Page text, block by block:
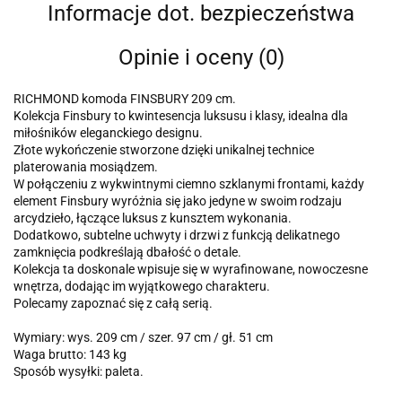
Informacje dot. bezpieczeństwa
Opinie i oceny (0)
RICHMOND komoda FINSBURY 209 cm.
Kolekcja Finsbury to kwintesencja luksusu i klasy, idealna dla
miłośników eleganckiego designu.
Złote wykończenie stworzone dzięki unikalnej technice
platerowania mosiądzem.
W połączeniu z wykwintnymi ciemno szklanymi frontami, każdy
element Finsbury wyróżnia się jako jedyne w swoim rodzaju
arcydzieło, łączące luksus z kunsztem wykonania.
Dodatkowo, subtelne uchwyty i drzwi z funkcją delikatnego
zamknięcia podkreślają dbałość o detale.
Kolekcja ta doskonale wpisuje się w wyrafinowane, nowoczesne
wnętrza, dodając im wyjątkowego charakteru.
Polecamy zapoznać się z całą serią.
Wymiary: wys. 209 cm / szer. 97 cm / gł. 51 cm
Waga brutto: 143 kg
Sposób wysyłki: paleta.